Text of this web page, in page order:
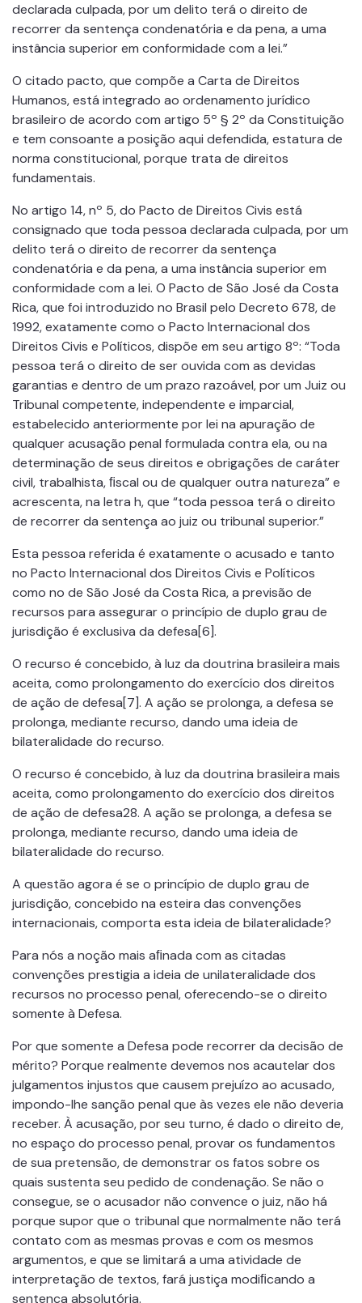
declarada culpada, por um delito terá o direito de
recorrer da sentença condenatória e da pena, a uma
instância superior em conformidade com a lei.”
O citado pacto, que compõe a Carta de Direitos
Humanos, está integrado ao ordenamento jurídico
brasileiro de acordo com artigo 5º § 2º da Constituição
e tem consoante a posição aqui defendida, estatura de
norma constitucional, porque trata de direitos
fundamentais.
No artigo 14, nº 5, do Pacto de Direitos Civis está
consignado que toda pessoa declarada culpada, por um
delito terá o direito de recorrer da sentença
condenatória e da pena, a uma instância superior em
conformidade com a lei. O Pacto de São José da Costa
Rica, que foi introduzido no Brasil pelo Decreto 678, de
1992, exatamente como o Pacto Internacional dos
Direitos Civis e Políticos, dispõe em seu artigo 8º: “Toda
pessoa terá o direito de ser ouvida com as devidas
garantias e dentro de um prazo razoável, por um Juiz ou
Tribunal competente, independente e imparcial,
estabelecido anteriormente por lei na apuração de
qualquer acusação penal formulada contra ela, ou na
determinação de seus direitos e obrigações de caráter
civil, trabalhista, ﬁscal ou de qualquer outra natureza” e
acrescenta, na letra h, que “toda pessoa terá o direito
de recorrer da sentença ao juiz ou tribunal superior.”
Esta pessoa referida é exatamente o acusado e tanto
no Pacto Internacional dos Direitos Civis e Políticos
como no de São José da Costa Rica, a previsão de
recursos para assegurar o princípio de duplo grau de
jurisdição é exclusiva da defesa[6].
O recurso é concebido, à luz da doutrina brasileira mais
aceita, como prolongamento do exercício dos direitos
de ação de defesa[7]. A ação se prolonga, a defesa se
prolonga, mediante recurso, dando uma ideia de
bilateralidade do recurso.
O recurso é concebido, à luz da doutrina brasileira mais
aceita, como prolongamento do exercício dos direitos
de ação de defesa28. A ação se prolonga, a defesa se
prolonga, mediante recurso, dando uma ideia de
bilateralidade do recurso.
A questão agora é se o princípio de duplo grau de
jurisdição, concebido na esteira das convenções
internacionais, comporta esta ideia de bilateralidade?
Para nós a noção mais aﬁnada com as citadas
convenções prestigia a ideia de unilateralidade dos
recursos no processo penal, oferecendo-se o direito
somente à Defesa.
Por que somente a Defesa pode recorrer da decisão de
mérito? Porque realmente devemos nos acautelar dos
julgamentos injustos que causem prejuízo ao acusado,
impondo-lhe sanção penal que às vezes ele não deveria
receber. À acusação, por seu turno, é dado o direito de,
no espaço do processo penal, provar os fundamentos
de sua pretensão, de demonstrar os fatos sobre os
quais sustenta seu pedido de condenação. Se não o
consegue, se o acusador não convence o juiz, não há
porque supor que o tribunal que normalmente não terá
contato com as mesmas provas e com os mesmos
argumentos, e que se limitará a uma atividade de
interpretação de textos, fará justiça modiﬁcando a
sentença absolutória.